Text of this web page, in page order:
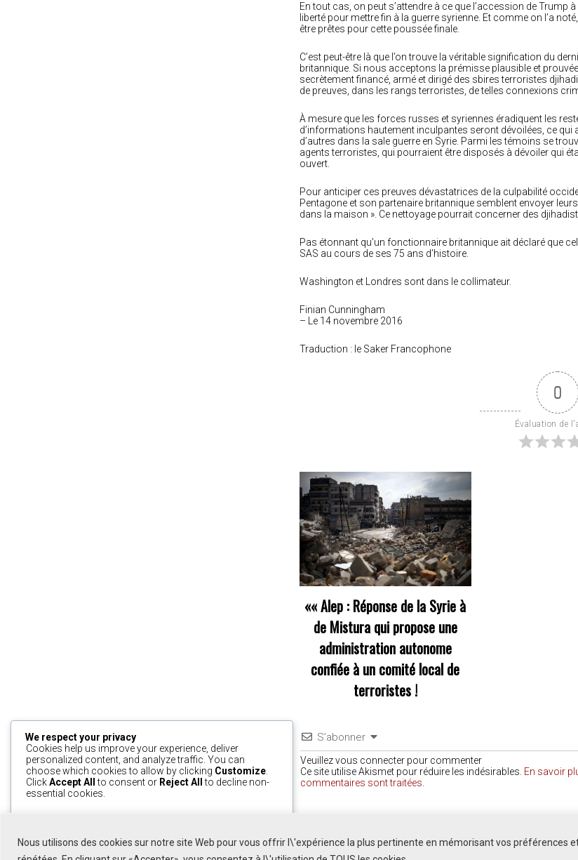
Nous utilisons des cookies sur notre site Web pour vous offrir l\'expérience la plus pertinente en mémorisant vos préférences
En tout cas, on peut s’attendre à ce que l’accession de
liberté pour mettre fin à la guerre syrienne. Et comme on l’a
être prêtes pour cette poussée finale.
C’est peut-être là que l’on trouve la véritable signification du
britannique. Si nous acceptons la prémisse plausible et
secrètement financé, armé et dirigé des sbires terroristes
de preuves, dans les rangs terroristes, de telles connexions
À mesure que les forces russes et syriennes éradiquent les
d’informations hautement inculpantes seront dévoilées, ce
d’autres dans la sale guerre en Syrie. Parmi les témoins se
agents terroristes, qui pourraient être disposés à dévoiler qui
ouvert.
Pour anticiper ces preuves dévastatrices de la culpabilité
Pentagone et son partenaire britannique semblent envoyer
dans la maison ». Ce nettoyage pourrait concerner des
Pas étonnant qu’un fonctionnaire britannique ait déclaré que
SAS au cours de ses 75 ans d’histoire.
Washington et Londres sont dans le collimateur.
Finian Cunningham
– Le 14 novembre 2016
Traduction : le Saker Francophone
0
Évaluation de
««Alep : Réponse de la Syrie à
de Mistura qui propose une
administration autonome
confiée à un comité local de
terroristes !
S’abonner
Veuillez vous connecter pour commenter
Ce site utilise Akismet pour réduire les indésirables. En savoir
commentaires sont traitées
We respect your privacy
Cookies help us improve your experience, deliver
personalized content, and analyze traffic. You can
choose which cookies to allow by clicking Customize
ClickAccept All to consent or Reject All
to decline non-
essential cookies.
Powered by